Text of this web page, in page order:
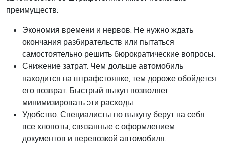
преимуществ:
Экономия времени и нервов. Не нужно ждать
окончания разбирательств или пытаться
самостоятельно решить бюрократические вопросы.
Снижение затрат. Чем дольше автомобиль
находится на штрафстоянке, тем дороже обойдется
его возврат. Быстрый выкуп позволяет
минимизировать эти расходы.
Удобство. Специалисты по выкупу берут на себя
все хлопоты, связанные с оформлением
документов и перевозкой автомобиля.